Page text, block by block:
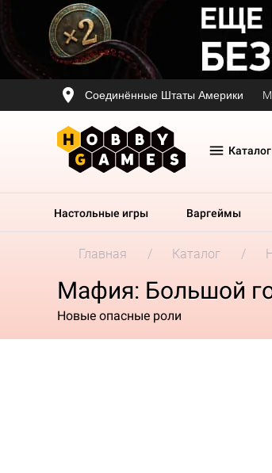
Соединённые Штаты Америки
Каталог
Настольные игры Варгеймы
Главная Каталог
Мафия: Большой
Новые опасные роли